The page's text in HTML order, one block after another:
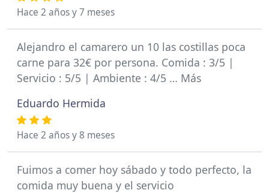
Hace 2 años y 7 meses
Alejandro el camarero un 10 las costillas poca
carne para 32€ por persona. Comida : 3/5 |
Servicio : 5/5 | Ambiente : 4/5 … Más
Eduardo Hermida
Hace 2 años y 8 meses
Fuimos a comer hoy sábado y todo perfecto, la
comida muy buena y el servicio